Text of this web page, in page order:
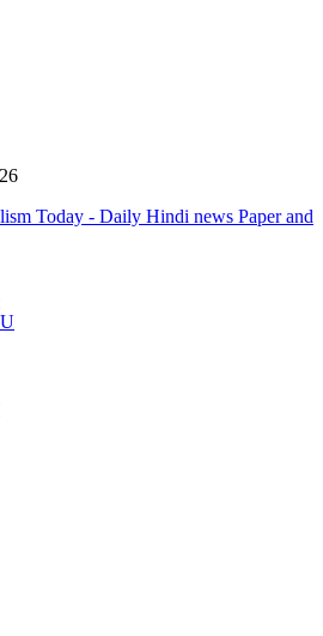
Today - Daily Hindi news Paper and